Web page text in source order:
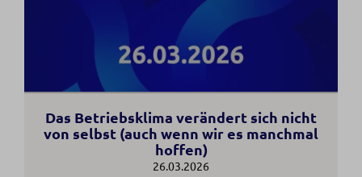
Das Betriebsklima verändert sich nicht
von selbst (auch wenn wir es manchmal
hoffen)
26.03.2026